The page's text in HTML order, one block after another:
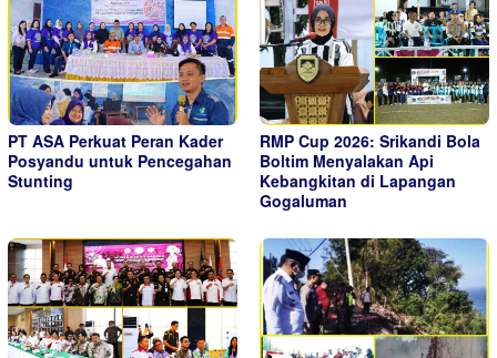
PT ASA Perkuat Peran Kader
Posyandu untuk Pencegahan
Stunting
RMP Cup 2026: Srikandi Bola
Boltim Menyalakan Api
Kebangkitan di Lapangan
Gogaluman